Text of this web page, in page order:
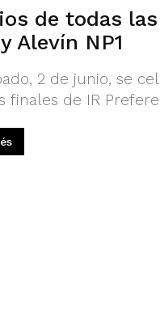
de todas
Alevín NP1
2 de junio, se
finales de IR